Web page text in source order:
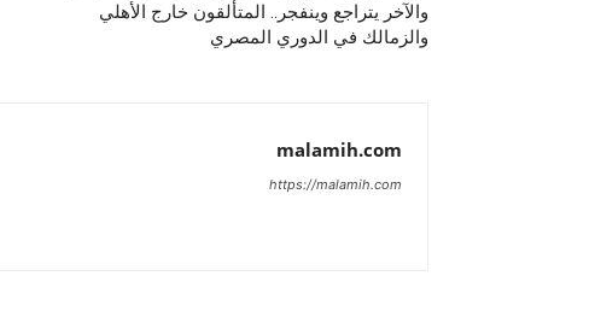
والآخر يتراجع وينفجر.. المتألقون خارج الأهلي
والزمالك في الدوري المصري
malamih.com
https://malamih.com